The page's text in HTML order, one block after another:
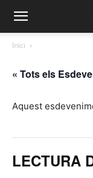
Inici
« Tots els
Aquest
LECTURA